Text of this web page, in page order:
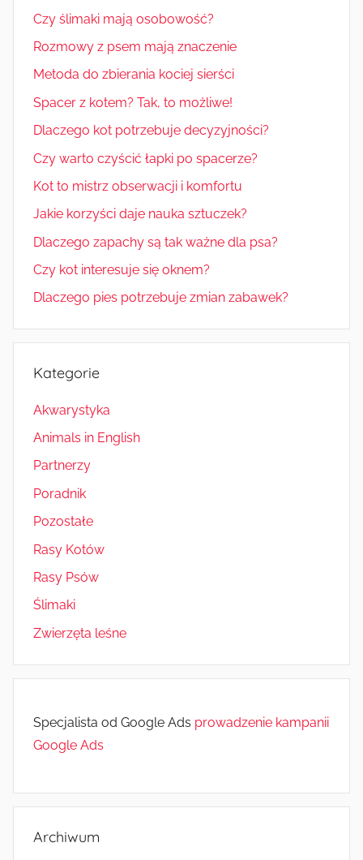
Czy ślimaki mają osobowość?
Rozmowy z psem mają znaczenie
Metoda do zbierania kociej sierści
Spacer z kotem? Tak, to możliwe!
Dlaczego kot potrzebuje decyzyjności?
Czy warto czyścić łapki po spacerze?
Kot to mistrz obserwacji i komfortu
Jakie korzyści daje nauka sztuczek?
Dlaczego zapachy są tak ważne dla psa?
Czy kot interesuje się oknem?
Dlaczego pies potrzebuje zmian zabawek?
Kategorie
Akwarystyka
Animals in English
Partnerzy
Poradnik
Pozostałe
Rasy Kotów
Rasy Psów
Ślimaki
Zwierzęta leśne
Specjalista od Google Ads prowadzenie kampanii
Google Ads
Archiwum